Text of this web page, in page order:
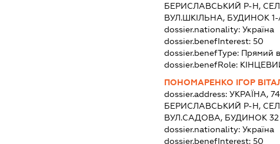
БЕРИСЛАВСЬКИЙ Р-Н,
ВУЛ.ШКІЛЬНА, БУДИНОК
dossier.nationality:Україна
dossier.benefInterest:50
dossier.benefType: Прямий
dossier.benefRole:
ПОНОМАРЕНКО ІГОР
dossier.address:УКРАЇНА,
БЕРИСЛАВСЬКИЙ Р-Н,
ВУЛ.САДОВА, БУДИНОК 32
dossier.nationality:Україна
dossier.benefInterest:50